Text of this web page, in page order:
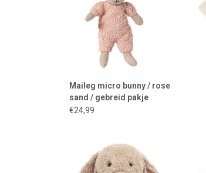
Maileg micro bunny / rose
sand / gebreid pakje
€24,99
Een grote Jellycat bunny
TOEVOEGEN AAN WINKELWAGEN